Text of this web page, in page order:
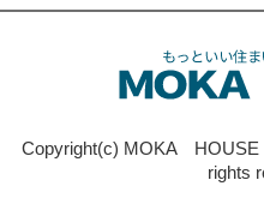
Copyright(c) MOKA
rights